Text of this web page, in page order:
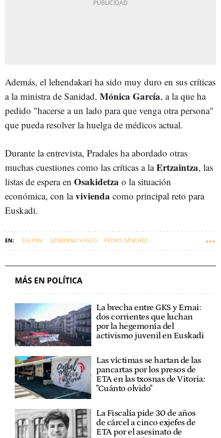
Además, el lehendakari ha sido muy duro en sus críticas
a la ministra de Sanidad, Mónica García, a la que ha
pedido "hacerse a un lado para que venga otra persona"
que pueda resolver la huelga de médicos actual.
Durante la entrevista, Pradales ha abordado otras
muchas cuestiones como las críticas a laErtzaintza, las
listas de espera en Osakidetza o la situación
económica, con lavivienda como principal reto para
Euskadi.
EAJ-PNV GOBIERNO VASCO PEDRO SÁNCHEZ
MÁS EN POLÍTICA
La brecha entre GKS y Ernai:
dos corrientes que luchan
por la hegemonía del
activismo juvenil en Euskadi
Las víctimas se hartan de las
pancartas por los presos de
ETA en las txosnas de Vitoria:
"Cuánto olvido"
La Fiscalía pide 30 de años
de cárcel a cinco exjefes de
ETA por el asesinato de